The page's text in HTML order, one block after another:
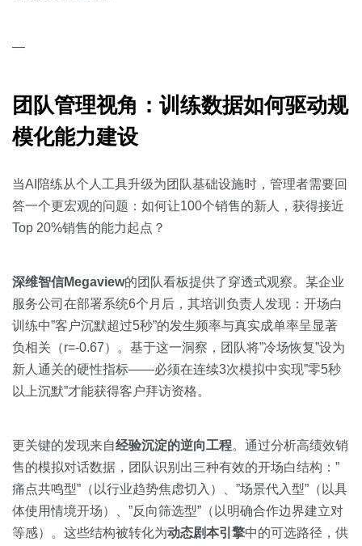
—
团队管理视角：训练数据如何驱动规
模化能力建设
当AI陪练从个人工具升级为团队基础设施时，管理者需要回
答一个更宏观的问题：如何让100个销售的新人，获得接近
Top 20%销售的能力起点？
深维智信Megaview的团队看板提供了穿透式观察。某企业
服务公司在部署系统6个月后，其培训负责人发现：开场白
训练中”客户沉默超过5秒”的发生频率与真实成单率呈显著
负相关（r=-0.67）。基于这一洞察，团队将”冷场恢复”设为
新人通关的硬性指标——必须在连续3次模拟中实现”零5秒
以上沉默”才能获得客户拜访资格。
更关键的发现来自经验沉淀的逆向工程。通过分析高绩效销
售的模拟对话数据，团队识别出三种有效的开场白结构：”
痛点共鸣型”（以行业趋势焦虑切入）、”场景代入型”（以具
体使用情境开场）、”反向筛选型”（以明确合作边界建立对
等感）。这些结构被转化为动态剧本引擎中的可选路径，供